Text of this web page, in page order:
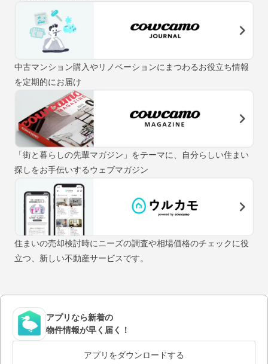
中古マンション購入やリノベーションにまつわるお役立ち情報
を定期的にお届け
「街と暮らしの先輩マガジン」をテーマに、自分らしい住まい
探しをお手伝いするウェブマガジン
住まいの売却検討時にニーズの調査や相場価格のチェックに役
立つ、新しい不動産サービスです。
アプリなら新着の
物件情報が早く届く！
アプリをダウンロードする